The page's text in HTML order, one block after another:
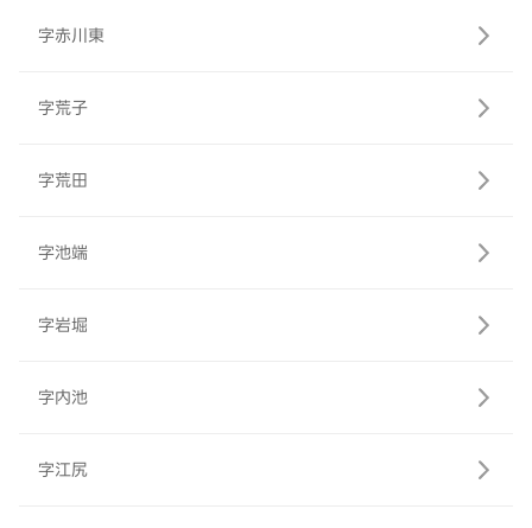
字赤川東
字荒子
字荒田
字池端
字岩堀
字内池
字江尻